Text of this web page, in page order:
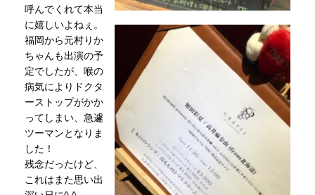
呼んでくれて本当
に嬉しいよねぇ。
福岡から元村りか
ちゃんも出演の予
定でしたが、喉の
病気によりドクタ
ーストップがかか
ってしまい、急遽
ツーマンとなりま
した！
残念だったけど、
これはまた思い出